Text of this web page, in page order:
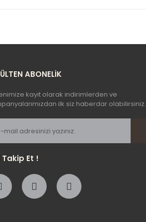
ABONELİK
kayıt olarak indirimlerden ve
ilk siz haberdar olabilirsiniz.
Takip Et !